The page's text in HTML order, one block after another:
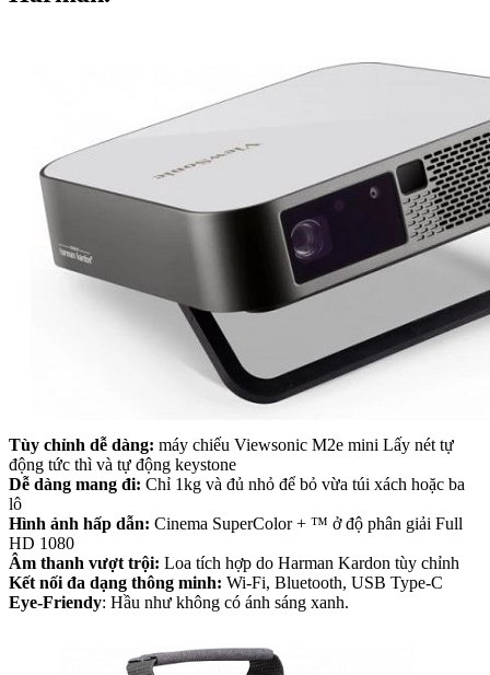
Tùy chỉnh dễ dàng: máy chiếu Viewsonic M2e mini Lấy nét tự
động tức thì và tự động keystone
Dễ dàng mang đi: Chỉ 1kg và đủ nhỏ để bỏ vừa túi xách hoặc ba
lô
Hình ảnh hấp dẫn: Cinema SuperColor + ™ ở độ phân giải Full
HD 1080
Âm thanh vượt trội: Loa tích hợp do Harman Kardon tùy chỉnh
Kết nối đa dạng thông minh: Wi-Fi, Bluetooth, USB Type-C
Eye-Friendy: Hầu như không có ánh sáng xanh.